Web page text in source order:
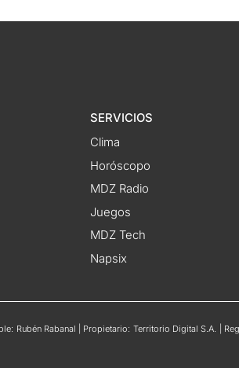
SERVICIOS
Clima
Horóscopo
MDZ Radio
Juegos
MDZ Tech
Napsix
Rubén Rabanal | Propietario: Territorio Digital S.A. |